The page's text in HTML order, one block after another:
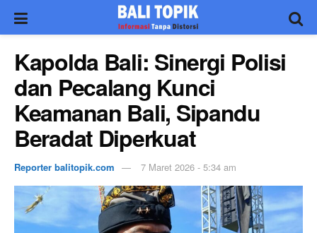
Kapolda Bali: Sinergi Polisi
dan Pecalang Kunci
Keamanan Bali, Sipandu
Beradat Diperkuat
Reporter balitopik.com 7 Maret 2026 - 5:34 am